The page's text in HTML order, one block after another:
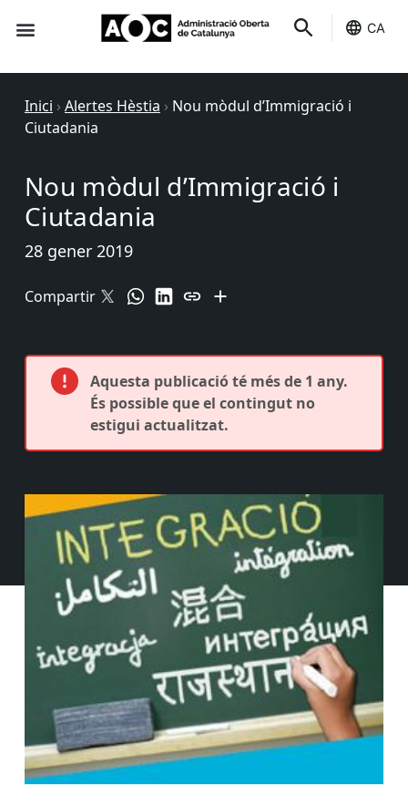
CA
Inici › Alertes Hèstia › Nou mòdul d’Immigració i
Ciutadania
Nou mòdul d’Immigració i
Ciutadania
28 gener 2019
Compartir
Aquesta publicació té més de 1 any.
És possible que el contingut no
estigui actualitzat.